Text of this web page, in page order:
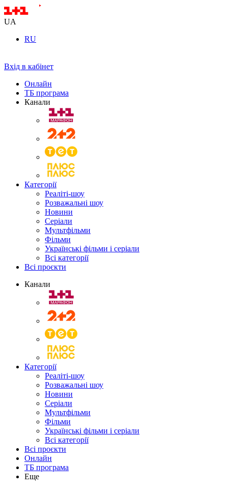
UA
RU
Вхід в кабінет
Онлайн
ТБ програма
Канали
Категорії
Реаліті-шоу
Розважальні шоу
Новини
Серіали
Мультфільми
Фільми
Українські фільми і серіали
Всі категорії
Всі проєкти
Канали
Категорії
Реаліті-шоу
Розважальні шоу
Новини
Серіали
Мультфільми
Фільми
Українські фільми і серіали
Всі категорії
Всі проєкти
Онлайн
ТБ програма
Еще